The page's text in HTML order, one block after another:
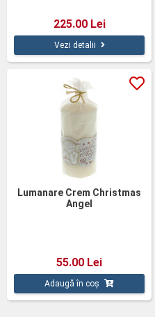
225.00 Lei
Vezi detalii
Lumanare Crem Christmas
Angel
55.00 Lei
Adaugă în coș